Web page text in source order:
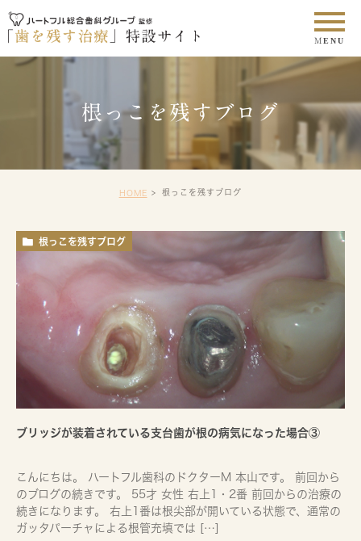
根っこを残すブログ
HOME 根っこを残すブログ
根っこを残すブログ
ブリッジが装着されている支台歯が根の病気になった場合③
こんにちは。 ハートフル歯科のドクターM 本山です。 前回から
のブログの続きです。 55才 女性 右上1・2番 前回からの治療の
続きになります。 右上1番は根尖部が開いている状態で、通常の
ガッタパーチャによる根管充填では […]